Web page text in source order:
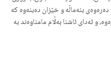
بنەماڵە و خێزان دەبنەوە کە
و ئەدای ئاشنا بەڵام مامناوەند بە